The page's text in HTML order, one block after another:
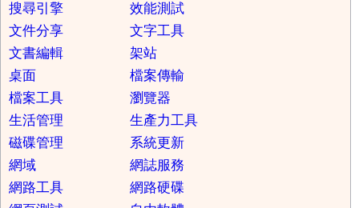
搜尋引擎
效能測試
文件分享
文字工具
文書編輯
架站
桌面
檔案傳輸
檔案工具
瀏覽器
生活管理
生產力工具
磁碟管理
系統更新
網域
網誌服務
網路工具
網路硬碟